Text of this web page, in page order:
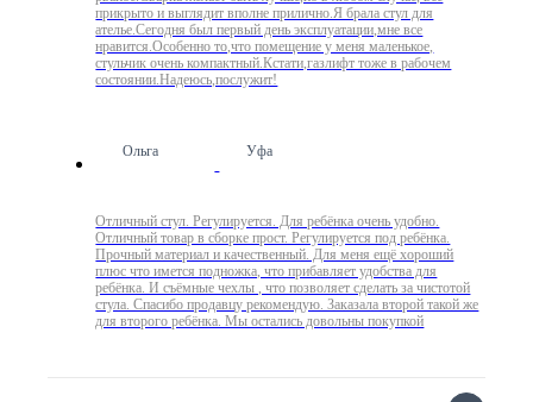
прикрыто и выглядит вполне прилично.Я брала стул для
ателье.Сегодня был первый день эксплуатации,мне все
нравится.Особенно то,что помещение у меня маленькое,
стульчик очень компактный.Кстати,газлифт тоже в рабочем
состоянии.Надеюсь,послужит!
Ольга Уфа
Отличный стул. Регулируется. Для ребёнка очень удобно.
Отличный товар в сборке прост. Регулируется под ребёнка.
Прочный материал и качественный. Для меня ещё хороший
плюс что имется подножка, что прибавляет удобства для
ребёнка. И съёмные чехлы , что позволяет сделать за чистотой
стула. Спасибо продавцу рекомендую. Заказала второй такой же
для второго ребёнка. Мы остались довольны покупкой